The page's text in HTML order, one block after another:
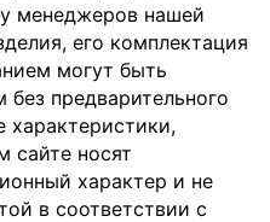
менеджеров нашей
его комплектация
могут быть
предварительного
характеристики,
сайте носят
характер и не
в соответствии с